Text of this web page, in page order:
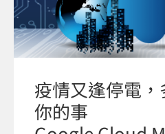
疫情又逢停電
你的事